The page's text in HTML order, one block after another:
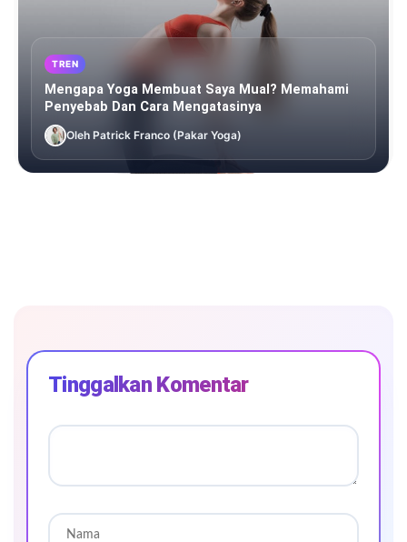
TREN
Mengapa Yoga Membuat Saya Mual? Memahami
Penyebab Dan Cara Mengatasinya
Oleh Patrick Franco (Pakar Yoga)
Tinggalkan Komentar